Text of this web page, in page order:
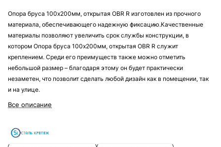
Опора бруса 100х200мм, открытая OBR R изготовлен из прочного
материала, обеспечивающего надежную фиксацию.Качественные
материалы позволяют увеличить срок службы конструкции, в
котором Опора бруса 100х200мм, открытая OBR R служит
креплением. Среди его преимуществ также можно отметить
небольшой размер – благодаря этому он будет практически
незаметен, что позволит сделать любой дизайн как в помещении, так
и на улице.
Все описание